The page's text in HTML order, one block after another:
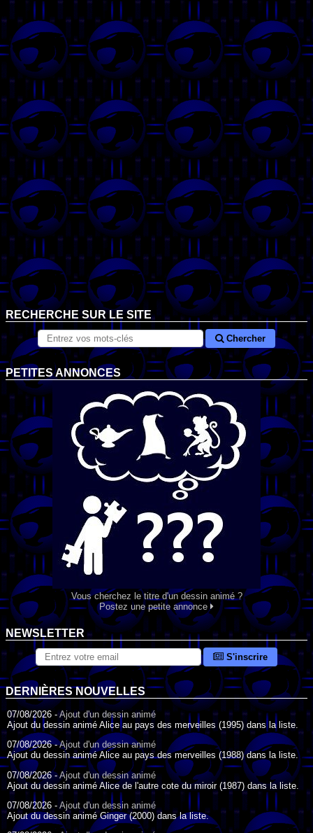
RECHERCHE SUR LE SITE
Chercher
PETITES ANNONCES
Vous cherchez le titre d'un dessin animé ?
Postez une petite annonce
NEWSLETTER
S'inscrire
DERNIÈRES NOUVELLES
07/08/2026 -Ajout d'un dessin animé
Ajout du dessin animé Alice au pays des merveilles (1995) dans la liste.
07/08/2026 -Ajout d'un dessin animé
Ajout du dessin animé Alice au pays des merveilles (1988) dans la liste.
07/08/2026 -Ajout d'un dessin animé
Ajout du dessin animé Alice de l'autre cote du miroir (1987) dans la liste.
07/08/2026 - Ajout d'un dessin animé
Ajout du dessin animé Ginger (2000) dans la liste.